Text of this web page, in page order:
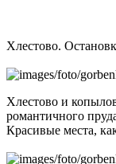
Хлестово.
Хлестово и
романтичного
Красивые места,